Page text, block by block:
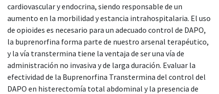
cardiovascular y endocrina, siendo responsable de un
aumento en la morbilidad y estancia intrahospitalaria. El uso
de opioides es necesario para un adecuado control de DAPO,
la buprenorfina forma parte de nuestro arsenal terapéutico,
y la vía transtermina tiene la ventaja de ser una vía de
administración no invasiva y de larga duración. Evaluar la
efectividad de la Buprenorfina Transtermina del control del
DAPO en histerectomía total abdominal y la presencia de